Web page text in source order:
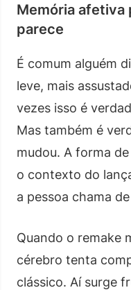
Memória afetiva
parece
É comum alguém
leve, mais
vezes isso é
Mas também é
mudou. A forma
o contexto do
a pessoa chama
Quando o remake
cérebro tenta
clássico. Aí surge